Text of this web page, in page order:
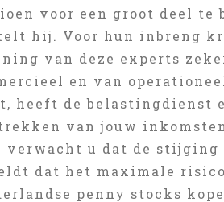
voor een groot deel
hij. Voor hun inbreng
van deze experts
en van
heeft de belastingdienst
van jouw
verwacht u dat de
dat het maximale
penny stocks